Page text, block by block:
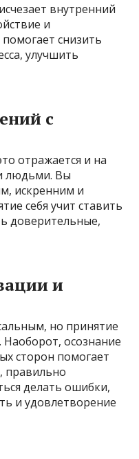
внутренний
и
снизить
улучшить
с
отражается и на
людьми. Вы
искренним и
себя учит ставить
доверительные,
и
но принятие
Наоборот, осознание
сторон помогает
правильно
делать ошибки,
и удовлетворение